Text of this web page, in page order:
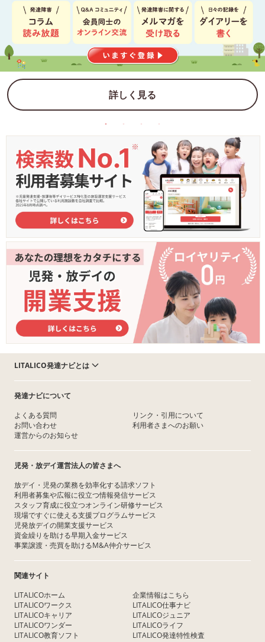
詳しく見る
LITALICO発達ナビとは
発達ナビについて
よくある質問
お問い合わせ
運営からのお知らせ
リンク・引用について
利用者さまへのお願い
児発・放デイ運営法人の皆さまへ
放デイ・児発の業務を効率化する請求ソフト
利用者募集や広報に役立つ情報発信サービス
スタッフ育成に役立つオンライン研修サービス
現場ですぐに使える支援プログラムサービス
児発放デイの開業支援サービス
資金繰りを助ける早期入金サービス
事業譲渡・売買を助けるM&A仲介サービス
関連サイト
LITALICOホーム
LITALICOワークス
LITALICOキャリア
LITALICOワンダー
LITALICO教育ソフト
企業情報はこちら
LITALICO仕事ナビ
LITALICOジュニア
LITALICOライフ
LITALICO発達特性検査